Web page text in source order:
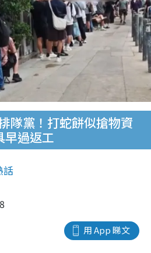
隊黨！打蛇餅似搶物資
早過返工
話
用 App 睇文